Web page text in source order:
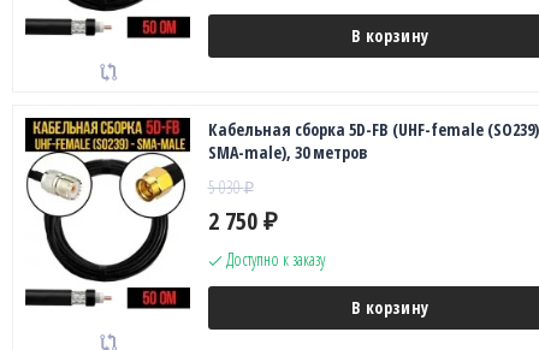
В корзину
Кабельная сборка 5D-FB (UHF-female
SMA-male), 30 метров
5 030₽
2 750 ₽
Доступно к заказу
В корзину